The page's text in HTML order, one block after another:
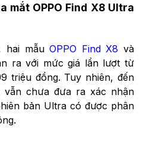
mắt OPPO Find X8 Ultra
hai mẫuOPPO Find X8 và
ra với mức giá lần lượt từ
triệu đồng. Tuy nhiên, đến
vẫn chưa đưa ra xác nhận
bản Ultra có được phân